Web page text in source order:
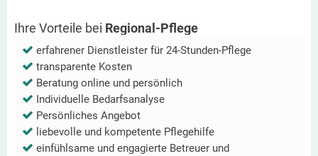
Ihre Vorteile bei Regional-Pflege
erfahrener Dienstleister für 24-Stunden-Pflege
transparente Kosten
Beratung online und persönlich
Individuelle Bedarfsanalyse
Persönliches Angebot
liebevolle und kompetente Pflegehilfe
einfühlsame und engagierte Betreuer und